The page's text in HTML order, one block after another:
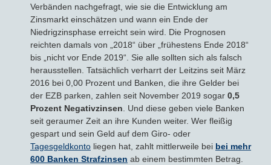
Verbänden nachgefragt, wie sie die Entwicklung am
Zinsmarkt einschätzen und wann ein Ende der
Niedrigzinsphase erreicht sein wird. Die Prognosen
reichten damals von „2018“ über „frühestens Ende 2018“
bis „nicht vor Ende 2019“. Sie alle sollten sich als falsch
herausstellen. Tatsächlich verharrt der Leitzins seit März
2016 bei 0,00 Prozent und Banken, die ihre Gelder bei
der EZB parken, zahlen seit November 2019 sogar 0,5
Prozent Negativzinsen. Und diese geben viele Banken
seit geraumer Zeit an ihre Kunden weiter. Wer fleißig
gespart und sein Geld auf dem Giro- oder
Tagesgeldkonto liegen hat, zahlt mittlerweile bei bei mehr
600 Banken Strafzinsen ab einem bestimmten Betrag.